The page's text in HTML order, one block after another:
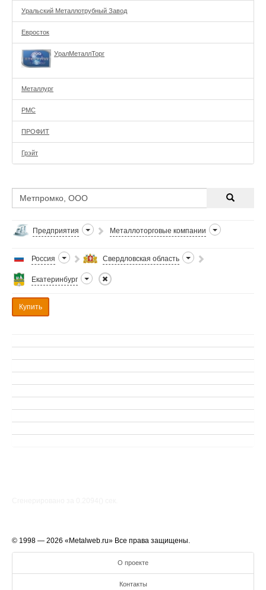
Уральский Металлотрубный Завод
Евросток
УралМеталлТорг
Металлург
РМС
ПРОФИТ
Грэйт
Предприятия Металлоторговые компании
Россия Свердловская область
Екатеринбург
Купить
© 1998 — 2026 «Metalweb.ru» Все права защищены.
О проекте
Контакты